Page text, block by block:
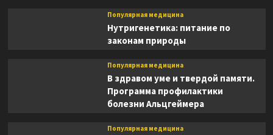
Популярная медицина
Нутригенетика: питание по
законам природы
Популярная медицина
В здравом уме и твердой памяти.
Программа профилактики
болезни Альцгеймера
Популярная медицина